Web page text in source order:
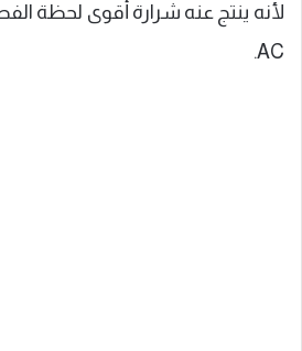
لأنه ينتج عنه شرارة أقوى لحظة
AC.